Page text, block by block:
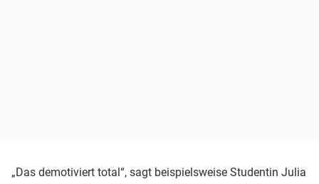
„Das demotiviert total“, sagt beispielsweise Studentin Julia